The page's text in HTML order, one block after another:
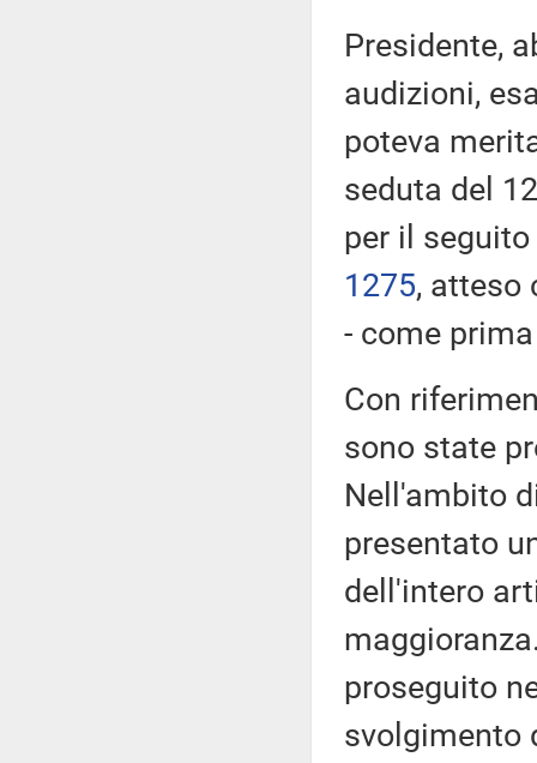
Presidente,
audizioni,
poteva
seduta del
per il
1275​, atteso
- come
Con
sono state
Nell'ambito
presentato
dell'intero
proseguito
svolgimento